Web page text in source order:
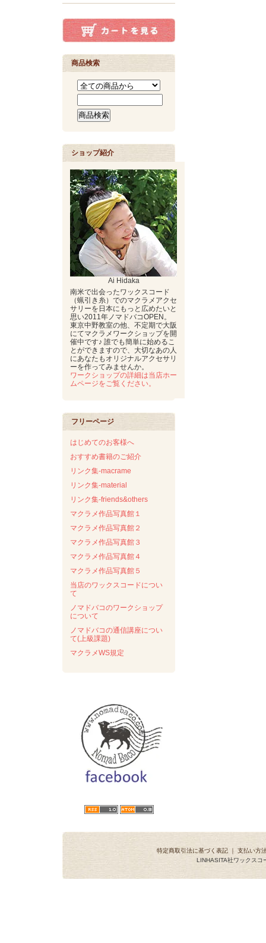
商品検索
ショップ紹介
Ai Hidaka
南米で出会ったワックスコード
（蝋引き糸）でのマクラメアクセ
サリーを日本にもっと広めたいと
思い2011年ノマドバコOPEN。
東京中野教室の他、不定期で大阪
にてマクラメワークショップを開
催中です♪ 誰でも簡単に始めるこ
とができますので、大切なあの人
にあなたもオリジナルアクセサリ
ーを作ってみませんか。
ワークショップの詳細は当店ホー
ムページをご覧ください。
フリーページ
はじめてのお客様へ
おすすめ書籍のご紹介
リンク集-macrame
リンク集-material
リンク集-friends&others
マクラメ作品写真館１
マクラメ作品写真館２
マクラメ作品写真館３
マクラメ作品写真館４
マクラメ作品写真館５
当店のワックスコードについ
て
ノマドバコのワークショップ
について
ノマドバコの通信講座につい
て(上級課題)
マクラメWS規定
特定商取引法に基づく表記｜ 支払い方
LINHASITA社ワックスコ